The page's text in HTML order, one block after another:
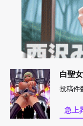
白聖
投稿件
急上